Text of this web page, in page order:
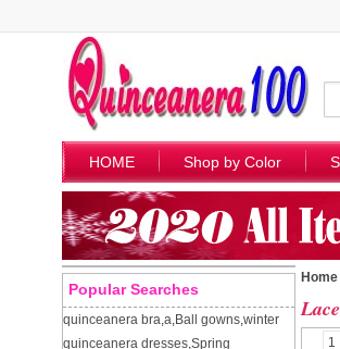
HOME Shop by Color
Popular Searches
quinceanera bra,a,Ball gowns,winter
quinceanera dresses,Spring
Home
1